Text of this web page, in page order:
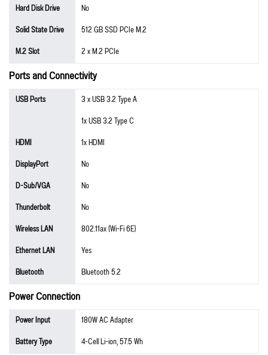
Hard Disk Drive
No
Solid State Drive
512 GB SSD PCIe M.2
M.2 Slot
2 x M.2 PCIe
Ports and Connectivity
USB Ports
3 x USB 3.2 Type A
1x USB 3.2 Type C
HDMI
1x HDMI
DisplayPort
No
D-Sub/VGA
No
Thunderbolt
No
Wireless LAN
802.11ax (Wi-Fi 6E)
Ethernet LAN
Yes
Bluetooth
Bluetooth 5.2
Power Connection
Power Input
180W AC Adapter
Battery Type
4-Cell Li-ion, 57.5 Wh